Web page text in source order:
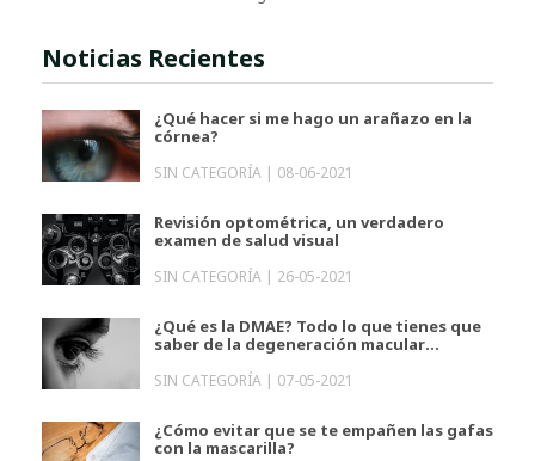
Noticias Recientes
¿Qué hacer si me hago un arañazo en la
córnea?
SIN CATEGORÍA | 08-06-2021
Revisión optométrica, un verdadero
examen de salud visual
SIN CATEGORÍA | 26-05-2021
¿Qué es la DMAE? Todo lo que tienes que
saber de la degeneración macular
SIN CATEGORÍA | 07-05-2021
¿Cómo evitar que se te empañen las gafas
con la mascarilla?